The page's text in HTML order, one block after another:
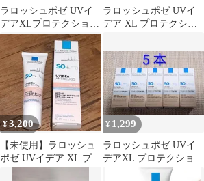
ラロッシュポゼ UVイ
デアXLプロテクション
トーンアップ ベージュ
サンプル2個
ラロッシュポゼ UVイ
デア XL プロテクショ
ト 3mL
¥3,200
【未使用】ラロッシュ
ポゼ UVイデア XL プロ
¥ 1,299
ラロッシュポゼ UVイ
デアXL プロテクション
トーンアップ ティント